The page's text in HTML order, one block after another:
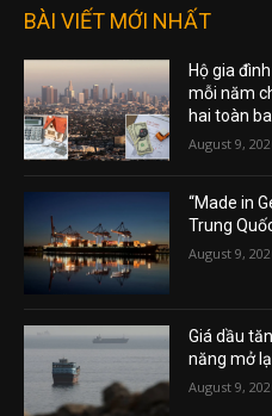
BÀI VIẾT MỚI NHẤT
Hộ gia
mỗi năm
hai toàn
August 9,
“Made in
Trung
August 9,
Giá dầu
năng mở
August 9,